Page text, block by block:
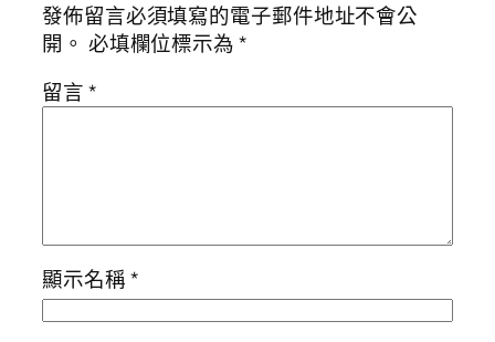
發佈留言必須填寫的電子郵件地址不會公
開。 必填欄位標示為*
留言*
顯示名稱*